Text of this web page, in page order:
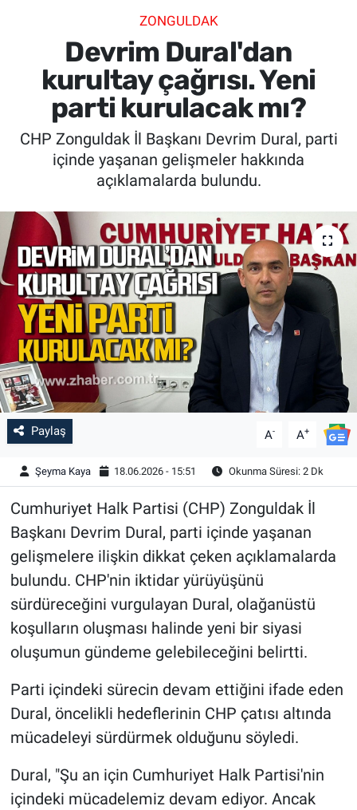
ZONGULDAK
Devrim Dural'dan
kurultay çağrısı. Yeni
parti kurulacak mı?
CHP Zonguldak İl Başkanı Devrim Dural, parti
içinde yaşanan gelişmeler hakkında
açıklamalarda bulundu.
Paylaş A- A+
Şeyma Kaya 18.06.2026 - 15:51 Okunma Süresi: 2 Dk
Cumhuriyet Halk Partisi (CHP) Zonguldak İl
Başkanı Devrim Dural, parti içinde yaşanan
gelişmelere ilişkin dikkat çeken açıklamalarda
bulundu. CHP'nin iktidar yürüyüşünü
sürdüreceğini vurgulayan Dural, olağanüstü
koşulların oluşması halinde yeni bir siyasi
oluşumun gündeme gelebileceğini belirtti.
Parti içindeki sürecin devam ettiğini ifade eden
Dural, öncelikli hedeflerinin CHP çatısı altında
mücadeleyi sürdürmek olduğunu söyledi.
Dural, "Şu an için Cumhuriyet Halk Partisi'nin
içindeki mücadelemiz devam ediyor. Ancak
SPOR
SAĞLIK